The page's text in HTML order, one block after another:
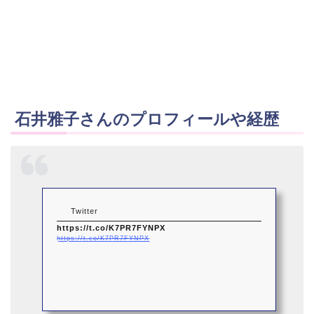
石井雅子さんのプロフィールや経歴
Twitter
https://t.co/K7PR7FYNPX
https://t.co/K7PR7FYNPX